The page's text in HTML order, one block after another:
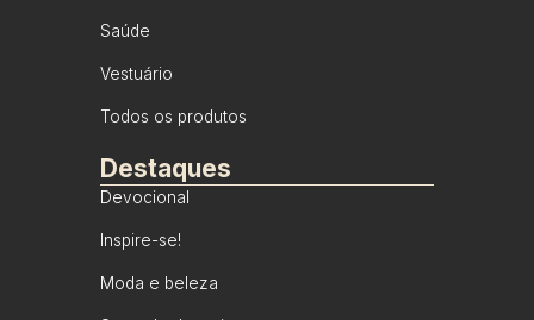
Saúde
Vestuário
Todos os produtos
Destaques
Devocional
Inspire-se!
Moda e beleza